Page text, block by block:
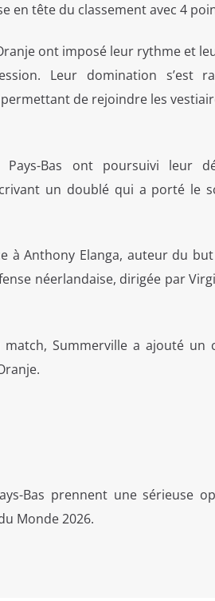
en tête du classement avec 4
ont imposé leur rythme et
Leur domination s’est
de rejoindre les
Bas ont poursuivi leur
un doublé qui a porté le
à Anthony Elanga, auteur du
néerlandaise, dirigée par
Summerville a ajouté
Bas prennent une sérieuse
Monde 2026.